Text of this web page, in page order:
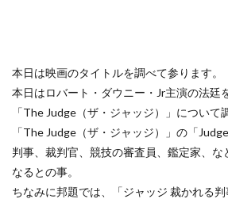
本日は映画のタイトルを調べて参ります。
本日はロバート・ダウニー・Jr主演の法廷
「The Judge（ザ・ジャッジ）」について
「The Judge（ザ・ジャッジ）」の「
判事、裁判官、競技の審査員、鑑定家、な
なるとの事。
ちなみに邦題では、「ジャッジ 裁かれる